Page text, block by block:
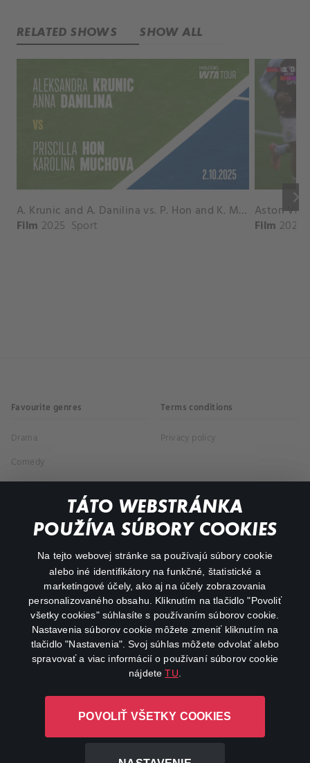
TÁTO WEBSTRÁNKA
POUŽÍVA SÚBORY COOKIES
Na tejto webovej stránke sa používajú súbory cookie
alebo iné identifikátory na funkčné, štatistické a
marketingové účely, ako aj na účely zobrazovania
personalizovaného obsahu. Kliknutím na tlačidlo "Povoliť
všetky cookies" súhlasíte s používaním súborov cookie.
Nastavenia súborov cookie môžete zmeniť kliknutím na
tlačidlo "Nastavenia". Svoj súhlas môžete odvolať alebo
spravovať a viac informácií o používaní súborov cookie
nájdeteTU
POVOLIŤ VŠETKY COOKIES
RELATED SHOWS SHOW ALL
keyboard_arrow_right
A. Krunic and A. Danilina vs. P. Hon and K. Muchova Match Highlights - BEIJING_Capital Group Diamond ( October 02, 2025)
Film 2025 Sport Film 2026
Favourite genres
Drama
Comedy
Terms conditions
Privacy policy
My profile
Important links
Canal+ Luxembourg S. à r.l. so sídlom Rue Albert Borschette 4,